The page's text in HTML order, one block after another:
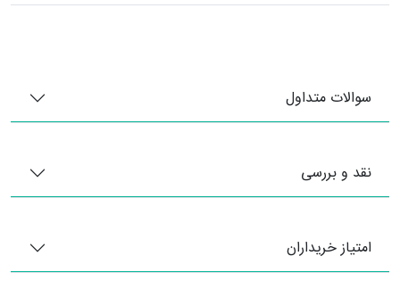
سوالات متداول
نقد و بررسی
امتیاز خریداران